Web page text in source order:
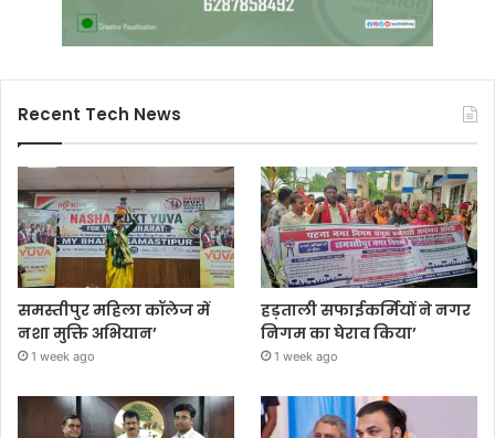
Recent Tech News
समस्तीपुर महिला कॉलेज में
नशा मुक्ति अभियान’
1 week ago
हड़ताली सफाईकर्मियों ने नगर
निगम का घेराव किया’
1 week ago